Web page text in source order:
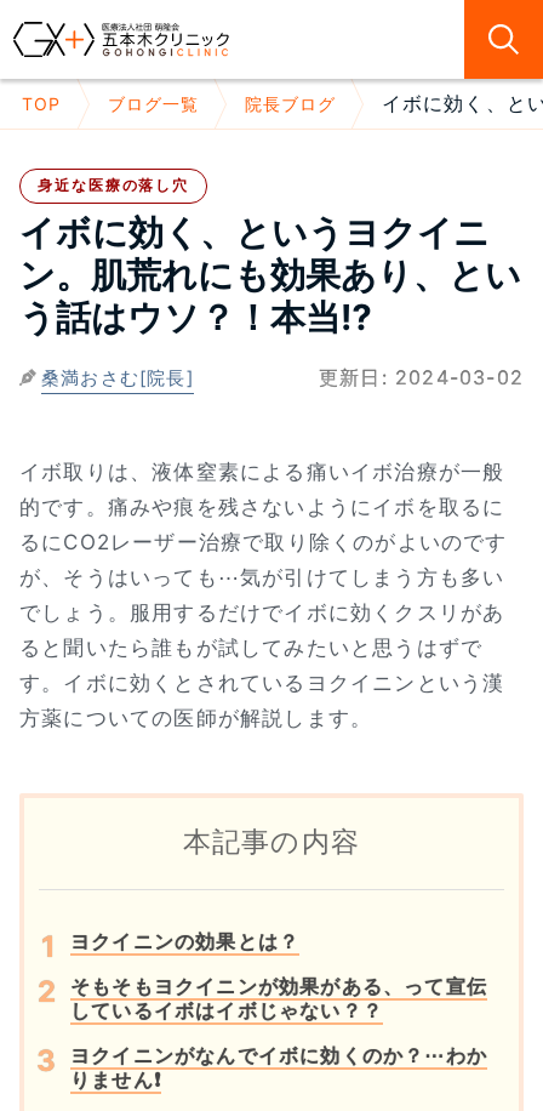
TOP ブログ一覧 院長ブログ イボに効く、と
身近な医療の落し穴
イボに効く、というヨクイニ
ン。肌荒れにも効果あり、とい
う話はウソ？！本当⁉
桑満おさむ[院長] 更新日: 2024-03-02
イボ取りは、液体窒素による痛いイボ治療が一般
的です。痛みや痕を残さないようにイボを取るに
るにCO2レーザー治療で取り除くのがよいのです
が、そうはいっても⋯気が引けてしまう方も多い
でしょう。服用するだけでイボに効くクスリがあ
ると聞いたら誰もが試してみたいと思うはずで
す。イボに効くとされているヨクイニンという漢
方薬についての医師が解説します。
本記事の内容
ヨクイニンの効果とは？
そもそもヨクイニンが効果がある、って宣伝
しているイボはイボじゃない？？
ヨクイニンがなんでイボに効くのか？⋯わか
りません❗